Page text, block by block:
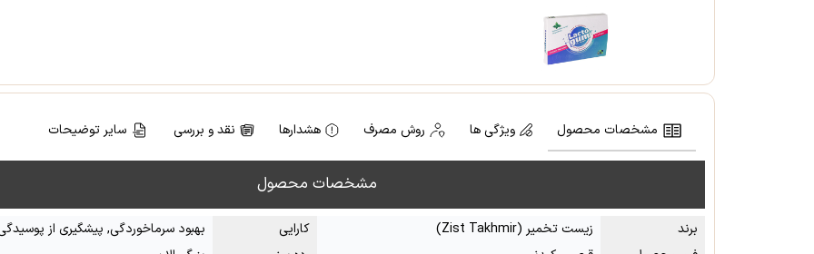
مشخصات محصول ویژگی ها روش مصرف هشدارها نقد و بررسی سایر توضیحات
مشخصات محصول
برند زیست تخمیر (Zist Takhmir) کارایی
بهبود سرماخوردگی, پیشگیری از